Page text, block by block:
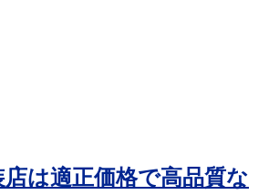
は適正価格で高品質な